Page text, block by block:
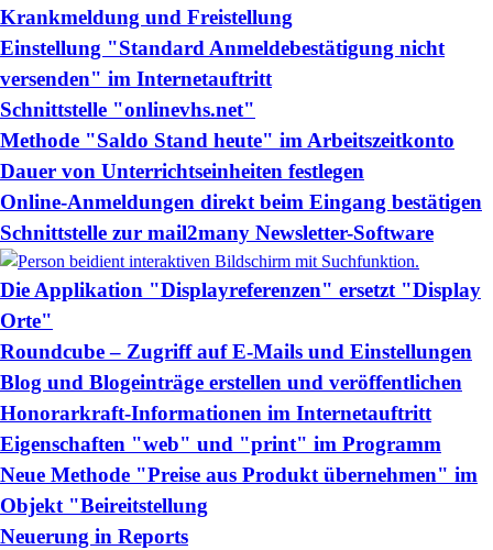
Krankmeldung und Freistellung
Einstellung "Standard Anmeldebestätigung nicht
versenden" im Internetauftritt
Schnittstelle "onlinevhs.net"
Methode "Saldo Stand heute" im Arbeitszeitkonto
Dauer von Unterrichtseinheiten festlegen
Online-Anmeldungen direkt beim Eingang bestätigen
Schnittstelle zur mail2many Newsletter-Software
Die Applikation "Displayreferenzen" ersetzt "Display
Orte"
Roundcube – Zugriff auf E-Mails und Einstellungen
Blog und Blogeinträge erstellen und veröffentlichen
Honorarkraft-Informationen im Internetauftritt
Eigenschaften "web" und "print" im Programm
Neue Methode "Preise aus Produkt übernehmen" im
Objekt "Beireitstellung
Neuerung in Reports